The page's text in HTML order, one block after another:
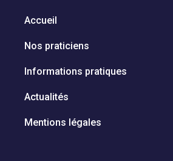
Accueil
Nos praticiens
Informations pratiques
Actualités
Mentions légales